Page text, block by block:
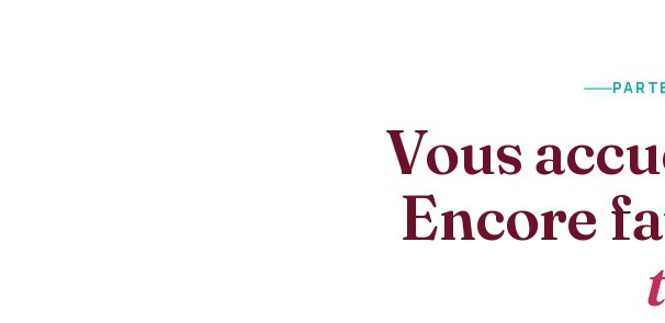
Vous
Encore